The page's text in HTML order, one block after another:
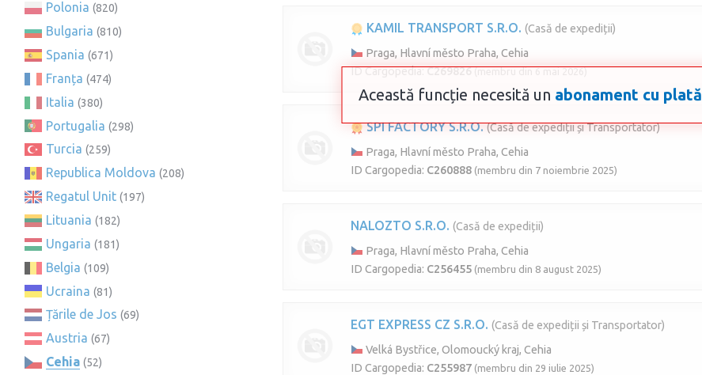
Polonia (820)
Bulgaria (810)
Spania (671)
Franța (474)
Italia (380)
Portugalia (298)
Turcia (259)
Republica Moldova (208)
Regatul Unit (197)
Lituania (182)
Ungaria (181)
Belgia (109)
Ucraina (81)
Țările de Jos (69)
Austria (67)
Cehia (52)
KAMIL TRANSPORT S.R.O. (Casă de expediții)
Praga, Hlavní město Praha, Cehia
ID Cargopedia:C269826 (membru din 6 mai 2026)
SPI FACTORY S.R.O. (Casă de expediții și Transportator)
Praga, Hlavní město Praha, Cehia
ID Cargopedia: C260888 (membru din 7 noiembrie 2025)
NALOZTO S.R.O. (Casă de expediții)
Praga, Hlavní město Praha, Cehia
ID Cargopedia: C256455 (membru din 8 august 2025)
EGT EXPRESS CZ S.R.O. (Casă de expediții și Transportator)
Velká Bystřice, Olomoucký kraj, Cehia
ID Cargopedia: C255987 (membru din 29 iulie 2025)
Această funcție necesită un abonament cu plată